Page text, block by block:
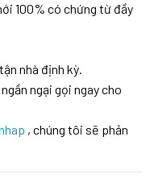
100% có chứng từ đầy
nhà định kỳ.
ngại gọi ngay cho
, chúng tôi sẽ phản